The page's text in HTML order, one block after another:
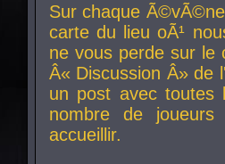
Sur chaque
carte du lieu oÃ¹
ne vous perde sur le
Â« Discussion Â» de
un post avec toutes
nombre de
accueillir.